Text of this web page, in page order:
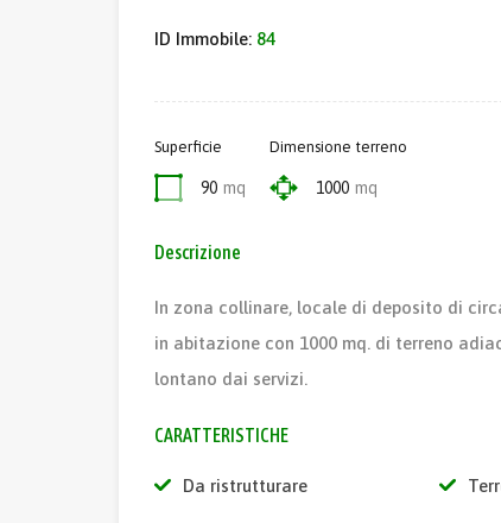
ID Immobile: 84
Superficie
90 mq
Dimensione terreno
1000 mq
Descrizione
In zona collinare, locale di deposito di
in abitazione con 1000 mq. di terreno
lontano dai servizi.
CARATTERISTICHE
Da ristrutturare